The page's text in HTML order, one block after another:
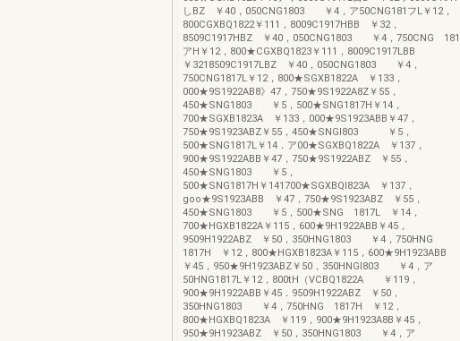
しBZ ￥40，050CNG1803 ￥4，ア50CNG181フL￥12，
800CGXBQ1822￥111，8009C1917HBB ￥32，
8509C1917HBZ ￥40，050CNG1803 ￥4，750CNG 181
アH￥12，800★CGXBQ1823￥111，8009C1917LBB
￥3218509C1917LBZ ￥40，050CNG1803 ￥4，
750CNG1817L￥12，800★SGXB1822A ￥133，
000★9S1922AB8》47，750★9S1922A8Z￥55，
450★SNG1803 ￥5，500★SNG1817H￥14，
700★SGXB1823A ￥133，000★9S1923ABB￥47，
750★9S1923ABZ￥55，450★SNGl803 ￥5，
500★SNG1817L￥14．ア00★SGXBQ1822A ￥137，
900★9S1922ABB￥47，750★9S1922ABZ ￥55，
450★SNG1803 ￥5，
500★SNG1817H￥141700★SGXBQI823A ￥137，
goo★9S1923ABB ￥47，750★9S1923ABZ ￥55，
450★SNG1803 ￥5，500★SNG 1817L ￥14，
700★HGXB1822A￥115，600★9H1922ABB￥45，
9509H1922ABZ ￥50，350HNG1803 ￥4，750HNG
1817H ￥12，800★HGXB1823A￥115，600★9H1923ABB
￥45，950★9H1923ABZ￥50，350HNGI803 ￥4，ア
50HNG1817L￥12，800tH（VCBQ1822A ￥119，
900★9H1922ABB￥45．9509H1922ABZ ￥50，
350HNG1803 ￥4，750HNG 1817H ￥12，
800★HGXBQ1823A ￥119，900★9H1923A8B￥45，
950★9H1923ABZ ￥50，350HNG1803 ￥4，ア